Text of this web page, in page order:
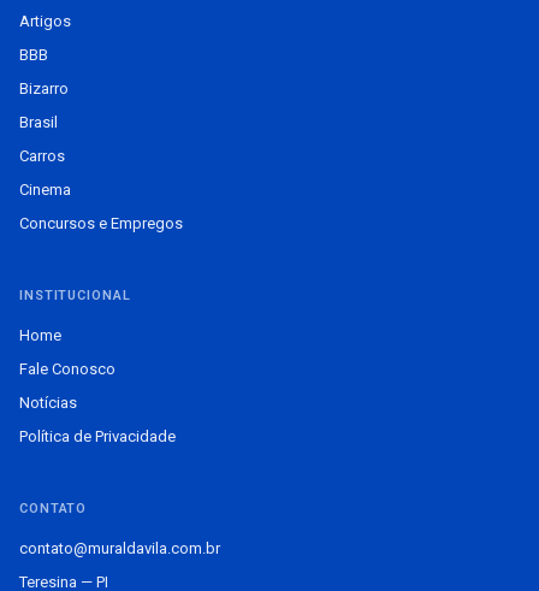
Artigos
BBB
Bizarro
Brasil
Carros
Cinema
Concursos e Empregos
INSTITUCIONAL
Home
Fale Conosco
Notícias
Política de Privacidade
CONTATO
contato@muraldavila.com.br
Teresina — PI